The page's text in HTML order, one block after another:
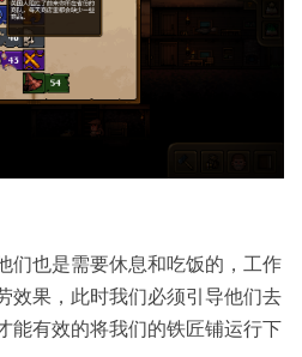
们也是需要休息和吃饭的，工作
效果，此时我们必须引导他们去
能有效的将我们的铁匠铺运行下